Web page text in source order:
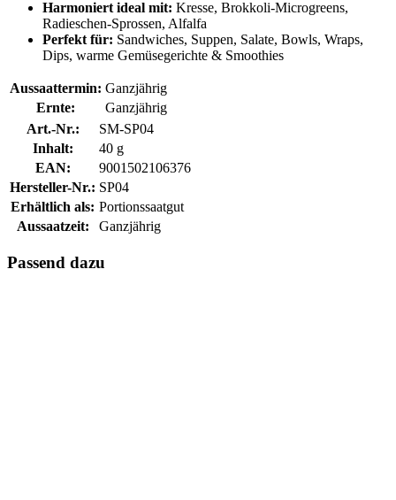
Harmoniert ideal mit: Kresse, Brokkoli-Microgreens,
Radieschen-Sprossen, Alfalfa
Perfekt für: Sandwiches, Suppen, Salate, Bowls, Wraps,
Dips, warme Gemüsegerichte & Smoothies
Aussaattermin: Ganzjährig
Ernte:
Ganzjährig
Art.-Nr.:
SM-SP04
Inhalt:
40 g
EAN:
9001502106376
Hersteller-Nr.: SP04
Erhältlich als: Portionssaatgut
Aussaatzeit:
Ganzjährig
Passend dazu